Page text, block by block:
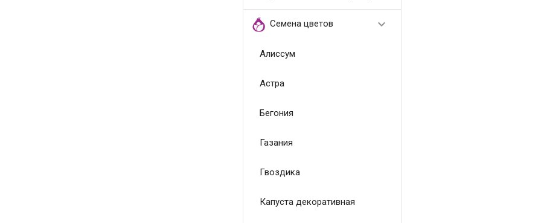
Семена цветов 
Алиссум
Астра
Бегония
Газания
Гвоздика
Капуста декоративная